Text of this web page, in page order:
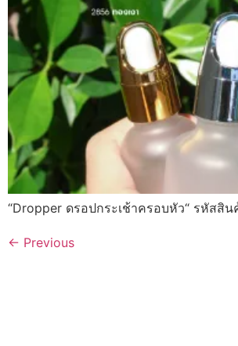
“Dropper ดรอปกระเช้าครอบหัว“ รหัสสิ
← Previous